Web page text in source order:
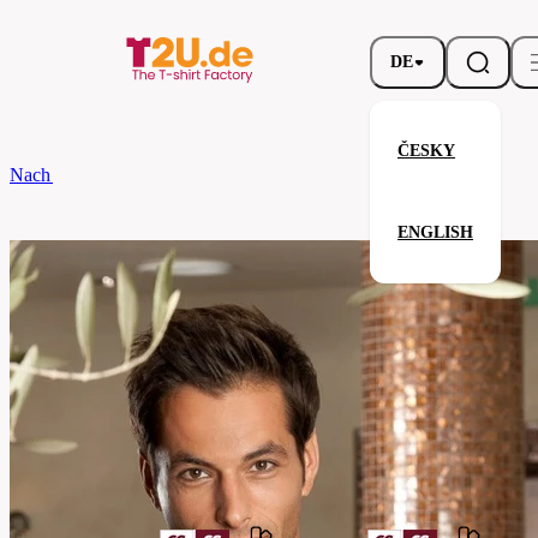
DE
ČESKY
ENGLISH
Nach dem Brand
Fliege Ravello Classic
Parameter
CG
00170-
01-
jade
Verwandte Produkte
Ihre Zufriedenheit ist unsere Priorität.